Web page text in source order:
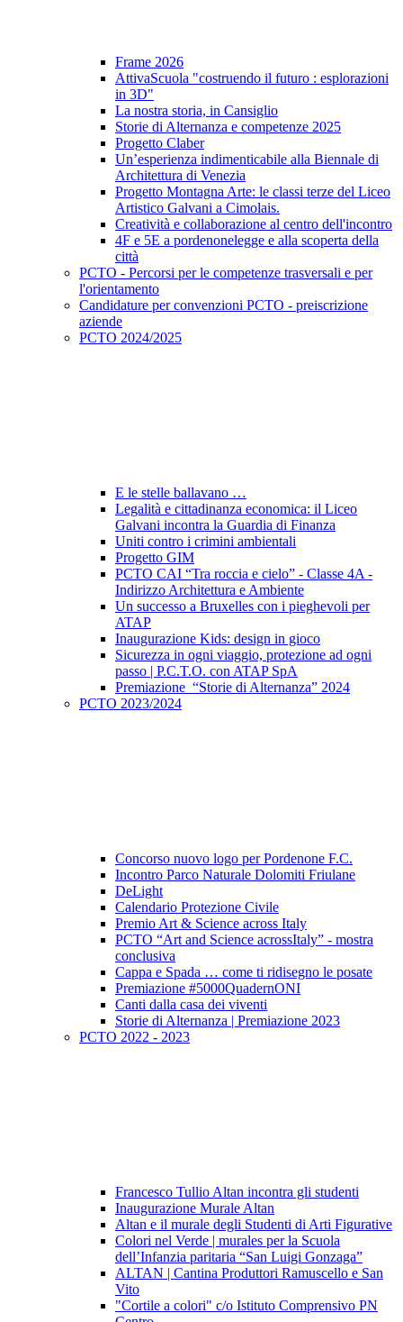
Frame 2026
AttivaScuola "costruendo il futuro : esplorazioni
in 3D"
La nostra storia, in Cansiglio
Storie di Alternanza e competenze 2025
Progetto Claber
Un’esperienza indimenticabile alla Biennale di
Architettura di Venezia
Progetto Montagna Arte: le classi terze del Liceo
Artistico Galvani a Cimolais.
Creatività e collaborazione al centro dell'incontro
4F e 5E a pordenonelegge e alla scoperta della
città
PCTO - Percorsi per le competenze trasversali e per
l'orientamento
Candidature per convenzioni PCTO - preiscrizione
aziende
PCTO 2024/2025
E le stelle ballavano …
Legalità e cittadinanza economica: il Liceo
Galvani incontra la Guardia di Finanza
Uniti contro i crimini ambientali
Progetto GIM
PCTO CAI “Tra roccia e cielo” - Classe 4A -
Indirizzo Architettura e Ambiente
Un successo a Bruxelles con i pieghevoli per
ATAP
Inaugurazione Kids: design in gioco
Sicurezza in ogni viaggio, protezione ad ogni
passo | P.C.T.O. con ATAP SpA
Premiazione “Storie di Alternanza” 2024
PCTO 2023/2024
Concorso nuovo logo per Pordenone F.C.
Incontro Parco Naturale Dolomiti Friulane
DeLight
Calendario Protezione Civile
Premio Art & Science across Italy
PCTO “Art and Science acrossItaly” - mostra
conclusiva
Cappa e Spada … come ti ridisegno le posate
Premiazione #5000QuadernONI
Canti dalla casa dei viventi
Storie di Alternanza | Premiazione 2023
PCTO 2022 - 2023
Francesco Tullio Altan incontra gli studenti
Inaugurazione Murale Altan
Altan e il murale degli Studenti di Arti Figurative
Colori nel Verde | murales per la Scuola
dell’Infanzia paritaria “San Luigi Gonzaga”
ALTAN | Cantina Produttori Ramuscello e San
Vito
"Cortile a colori" c/o Istituto Comprensivo PN